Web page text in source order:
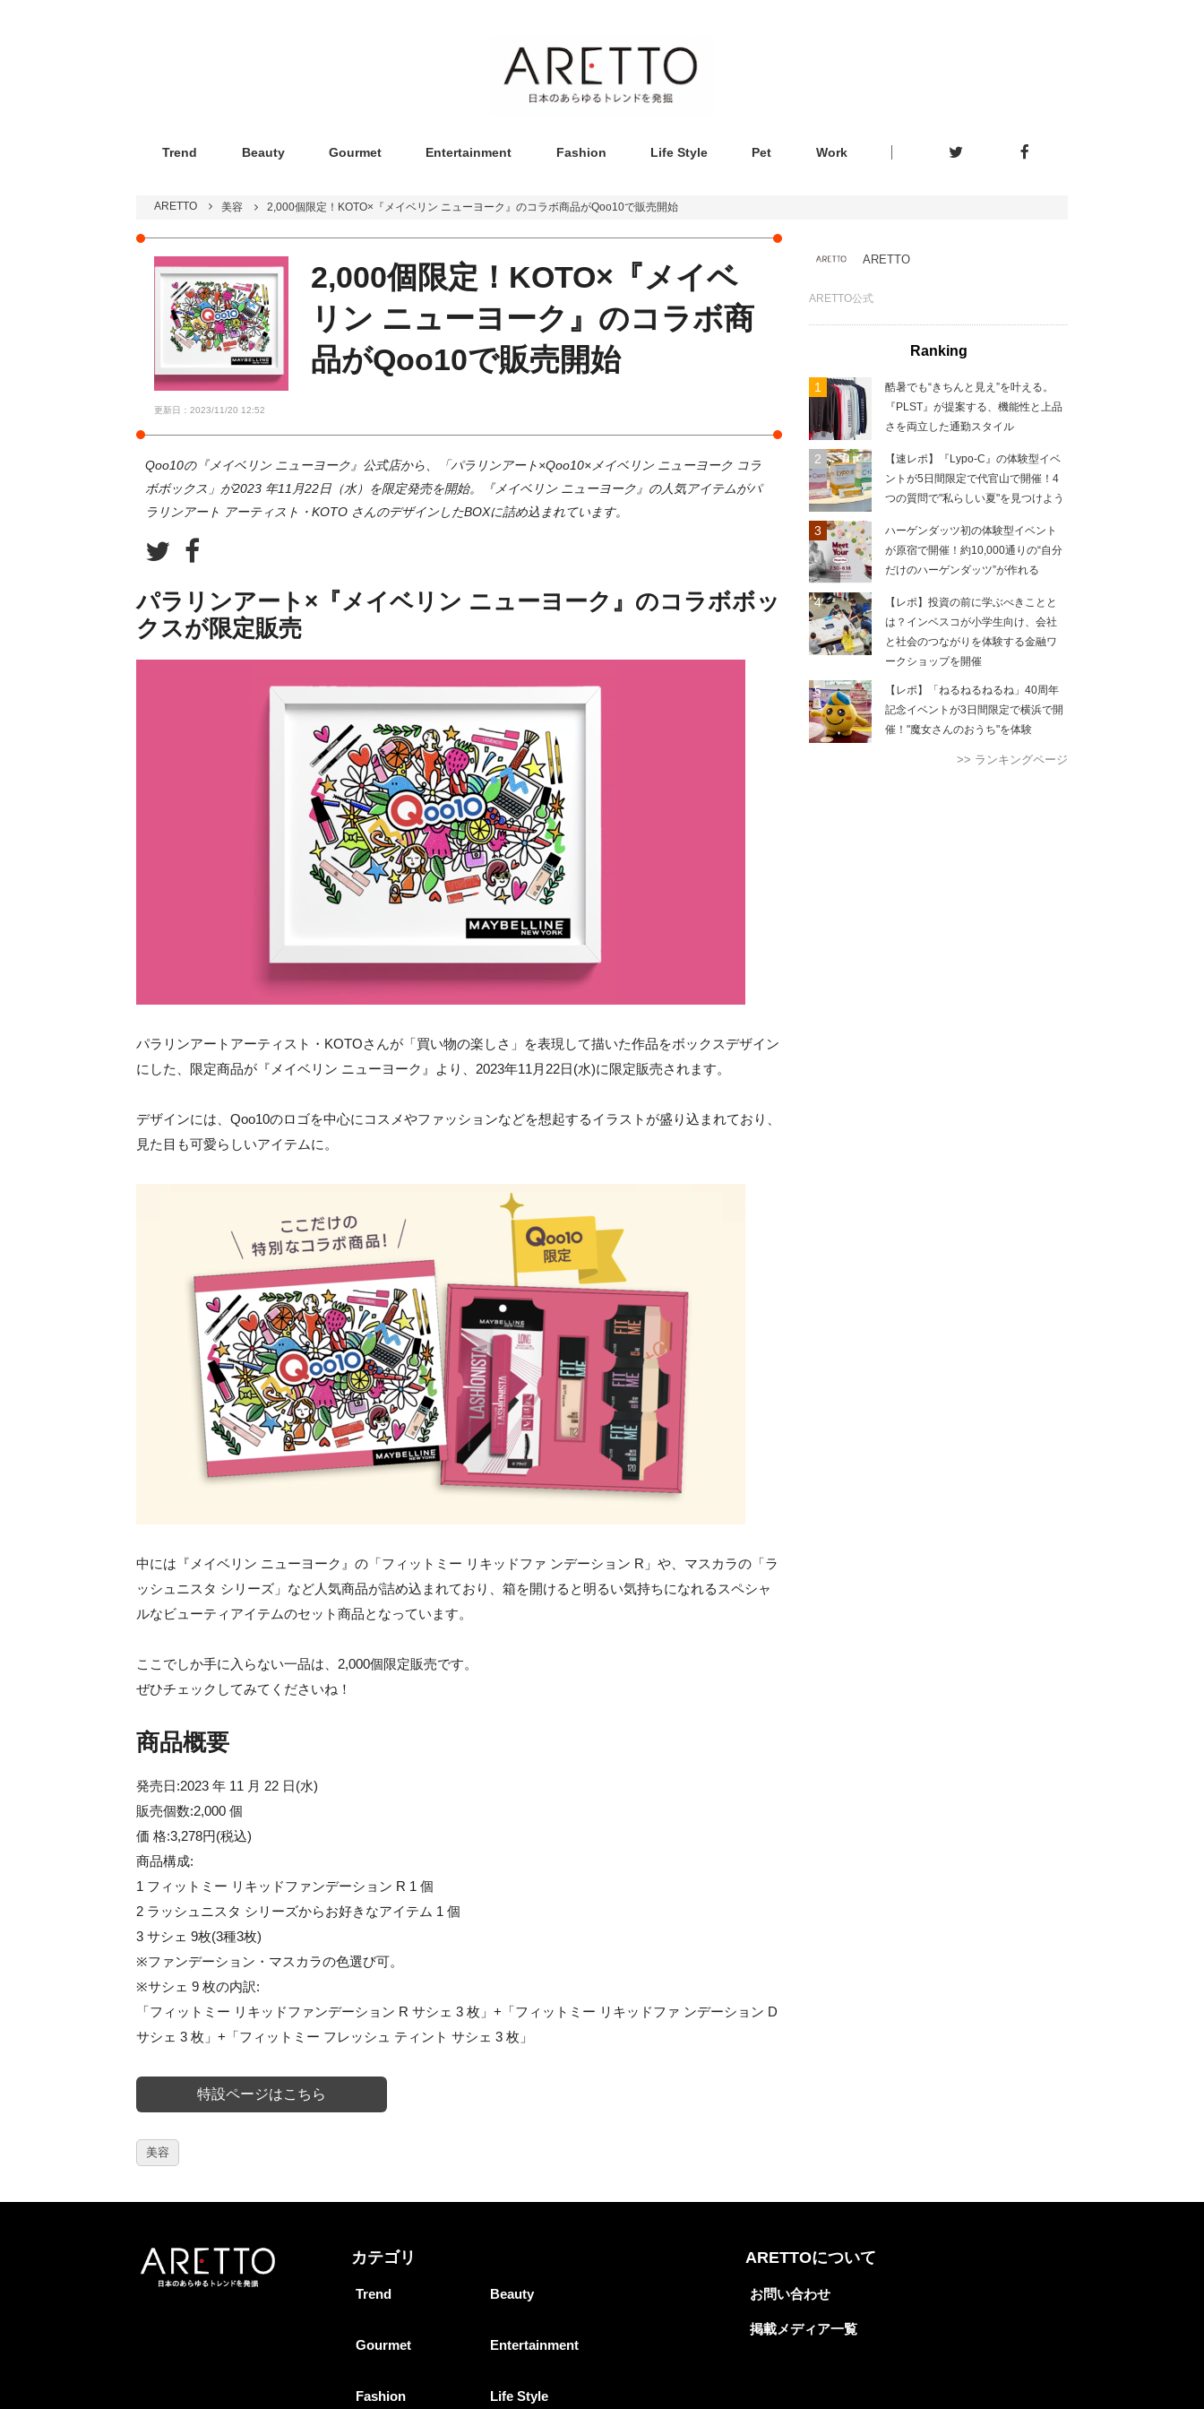
Trend Beauty Gourmet Entertainment Fashion Life Style Pet Work
ARETTO 美容 2,000個限定！KOTO×『メイベリン ニューヨーク』のコラボ商品がQoo10で販売開始
2,000個限定！KOTO×『メイベ
リン ニューヨーク』のコラボ商
品がQoo10で販売開始
更新日：2023/11/20 12:52
Qoo10の『メイベリン ニューヨーク』公式店から、「パラリンアート×Qoo10×メイベリン ニューヨーク コラ
ボボックス」が2023 年11月22日（水）を限定発売を開始。『メイベリン ニューヨーク』の人気アイテムがパ
ラリンアート アーティスト・KOTO さんのデザインしたBOXに詰め込まれています。
パラリンアート×『メイベリン ニューヨーク』のコラボボッ
クスが限定販売
パラリンアートアーティスト・KOTOさんが「買い物の楽しさ」を表現して描いた作品をボックスデザイン
にした、限定商品が『メイベリン ニューヨーク』より、2023年11月22日(水)に限定販売されます。
デザインには、Qoo10のロゴを中心にコスメやファッションなどを想起するイラストが盛り込まれており、
見た目も可愛らしいアイテムに。
中には『メイベリン ニューヨーク』の「フィットミー リキッドファ ンデーション R」や、マスカラの「ラ
ッシュニスタ シリーズ」など人気商品が詰め込まれており、箱を開けると明るい気持ちになれるスペシャ
ルなビューティアイテムのセット商品となっています。
ここでしか手に入らない一品は、2,000個限定販売です。
ぜひチェックしてみてくださいね！
商品概要
発売日:2023 年 11 月 22 日(水)
販売個数:2,000 個
価 格:3,278円(税込)
商品構成:
1 フィットミー リキッドファンデーション R 1 個
2 ラッシュニスタ シリーズからお好きなアイテム 1 個
3 サシェ 9枚(3種3枚)
※ファンデーション・マスカラの色選び可。
※サシェ 9 枚の内訳:
「フィットミー リキッドファンデーション R サシェ 3 枚」+「フィットミー リキッドファ ンデーション D
サシェ 3 枚」+「フィットミー フレッシュ ティント サシェ 3 枚」
特設ページはこちら
美容
ARETTO
ARETTO公式
Ranking
酷暑でも“きちんと見え”を叶える。
『PLST』が提案する、機能性と上品
さを両立した通勤スタイル
【速レポ】『Lypo-C』の体験型イベ
ントが5日間限定で代官山で開催！4
つの質問で"私らしい夏"を見つけよう
ハーゲンダッツ初の体験型イベント
が原宿で開催！約10,000通りの“自分
だけのハーゲンダッツ”が作れる
【レポ】投資の前に学ぶべきことと
は？インベスコが小学生向け、会社
と社会のつながりを体験する金融ワ
ークショップを開催
【レポ】「ねるねるねるね」40周年
記念イベントが3日間限定で横浜で開
催！"魔女さんのおうち"を体験
>> ランキングページ
カテゴリ
Trend Beauty
Gourmet Entertainment
Fashion Life Style
ARETTOについて
お問い合わせ
掲載メディア一覧